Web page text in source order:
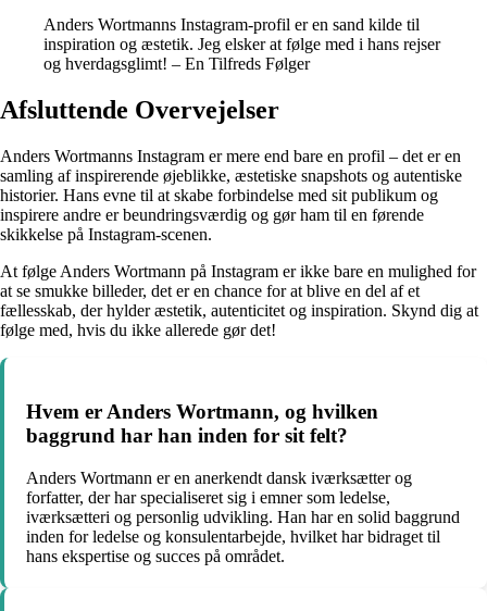
Anders Wortmanns Instagram-profil er en sand kilde til
inspiration og æstetik. Jeg elsker at følge med i hans rejser
og hverdagsglimt! – En Tilfreds Følger
Afsluttende Overvejelser
Anders Wortmanns Instagram er mere end bare en profil – det er en
samling af inspirerende øjeblikke, æstetiske snapshots og autentiske
historier. Hans evne til at skabe forbindelse med sit publikum og
inspirere andre er beundringsværdig og gør ham til en førende
skikkelse på Instagram-scenen.
At følge Anders Wortmann på Instagram er ikke bare en mulighed for
at se smukke billeder, det er en chance for at blive en del af et
fællesskab, der hylder æstetik, autenticitet og inspiration. Skynd dig at
følge med, hvis du ikke allerede gør det!
Hvem er Anders Wortmann, og hvilken
baggrund har han inden for sit felt?
Anders Wortmann er en anerkendt dansk iværksætter og
forfatter, der har specialiseret sig i emner som ledelse,
iværksætteri og personlig udvikling. Han har en solid baggrund
inden for ledelse og konsulentarbejde, hvilket har bidraget til
hans ekspertise og succes på området.